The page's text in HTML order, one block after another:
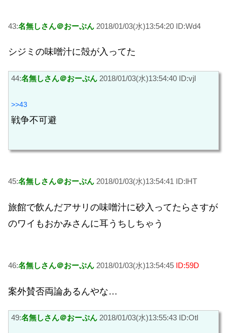
43:名無しさん＠おーぷん 2018/01/03(水)13:54:20 ID:Wd4
シジミの味噌汁に殻が入ってた
44:名無しさん＠おーぷん 2018/01/03(水)13:54:40 ID:vjI
>>43
戦争不可避
45:名無しさん＠おーぷん 2018/01/03(水)13:54:41 ID:lHT
旅館で飲んだアサリの味噌汁に砂入ってたらさすが
のワイもおかみさんに耳うちしちゃう
46:名無しさん＠おーぷん 2018/01/03(水)13:54:45 ID:59D
案外賛否両論あるんやな…
49:名無しさん＠おーぷん 2018/01/03(水)13:55:43 ID:Otl